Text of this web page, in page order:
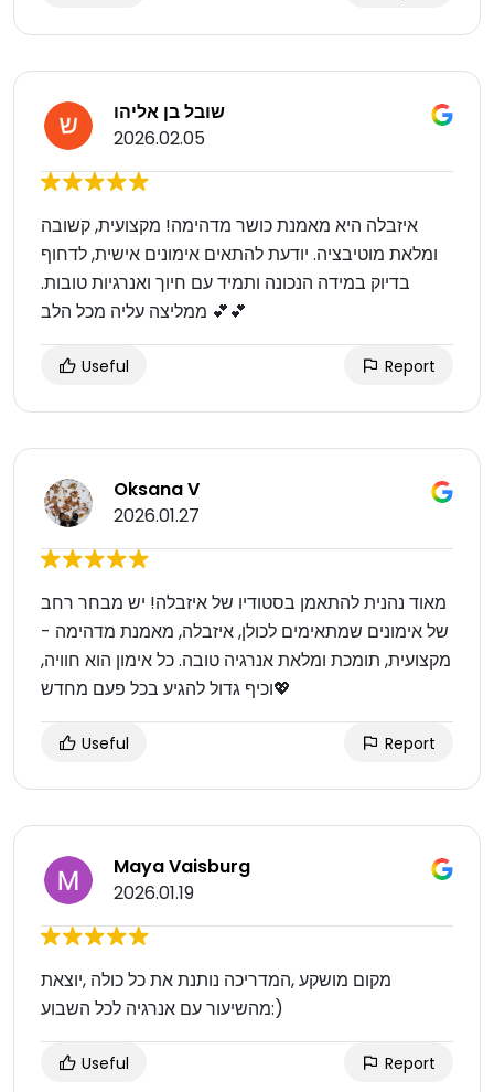
שובל בן אליהו
2026.02.05
איזבלה היא מאמנת כושר מדהימה! מקצועית, קשובה
ומלאת מוטיבציה. יודעת להתאים אימונים אישית, לדחוף
בדיוק במידה הנכונה ותמיד עם חיוך ואנרגיות טובות.
ממליצה עליה מכל הלב 💕💕
Useful Report
Oksana V
2026.01.27
מאוד נהנית להתאמן בסטודיו של איזבלה! יש מבחר רחב
של אימונים שמתאימים לכולן, איזבלה, מאמנת מדהימה -
מקצועית, תומכת ומלאת אנרגיה טובה. כל אימון הוא חוויה,
וכיף גדול להגיע בכל פעם מחדש💖
Useful Report
Maya Vaisburg
2026.01.19
מקום מושקע ,המדריכה נותנת את כל כולה ,יוצאת
מהשיעור עם אנרגיה לכל השבוע:)
Useful Report